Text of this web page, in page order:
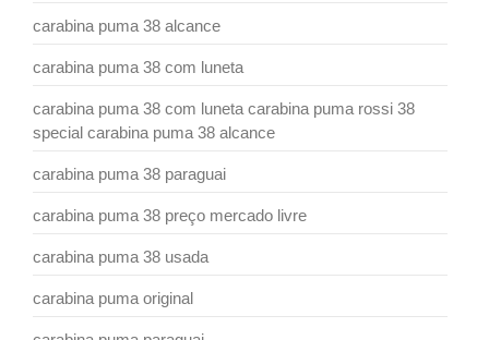
carabina puma 38 alcance
carabina puma 38 com luneta
carabina puma 38 com luneta carabina puma rossi 38
special carabina puma 38 alcance
carabina puma 38 paraguai
carabina puma 38 preço mercado livre
carabina puma 38 usada
carabina puma original